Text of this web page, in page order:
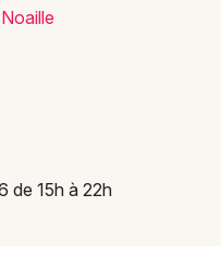
de 15h à 22h